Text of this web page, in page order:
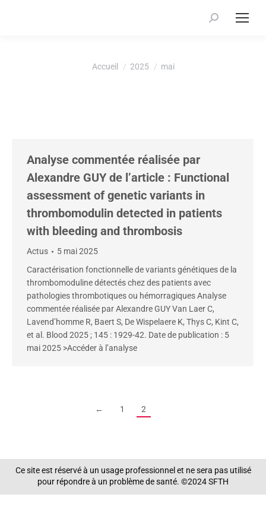
Recherche
Accueil 2025 mai
Analyse commentée réalisée par
Alexandre GUY de l’article : Functional
assessment of genetic variants in
thrombomodulin detected in patients
with bleeding and thrombosis
Actus
5 mai 2025
Caractérisation fonctionnelle de variants génétiques de la
thrombomoduline détectés chez des patients avec
pathologies thrombotiques ou hémorragiques Analyse
commentée réalisée par Alexandre GUY Van Laer C,
Lavend’homme R, Baert S, De Wispelaere K, Thys C, Kint C,
et al. Blood 2025 ; 145 : 1929-42. Date de publication : 5
mai 2025 >Accéder à l’analyse
← 1 2
Ce site est réservé à un usage professionnel et ne sera pas utilisé
pour répondre à un problème de santé. ©2024 SFTH